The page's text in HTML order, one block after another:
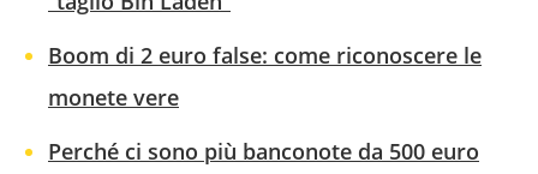
Boom di 2 euro false: come riconoscere le
monete vere
Perché ci sono più banconote da 500 euro